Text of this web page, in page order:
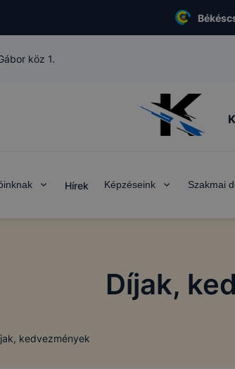
köz 1.
Hírek Képzéseink Szakmai
Díjak,
kedvezmények